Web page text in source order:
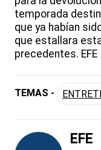
temporada
que ya habían
que estallara
precedentes. EFE
TEMAS -
EFE